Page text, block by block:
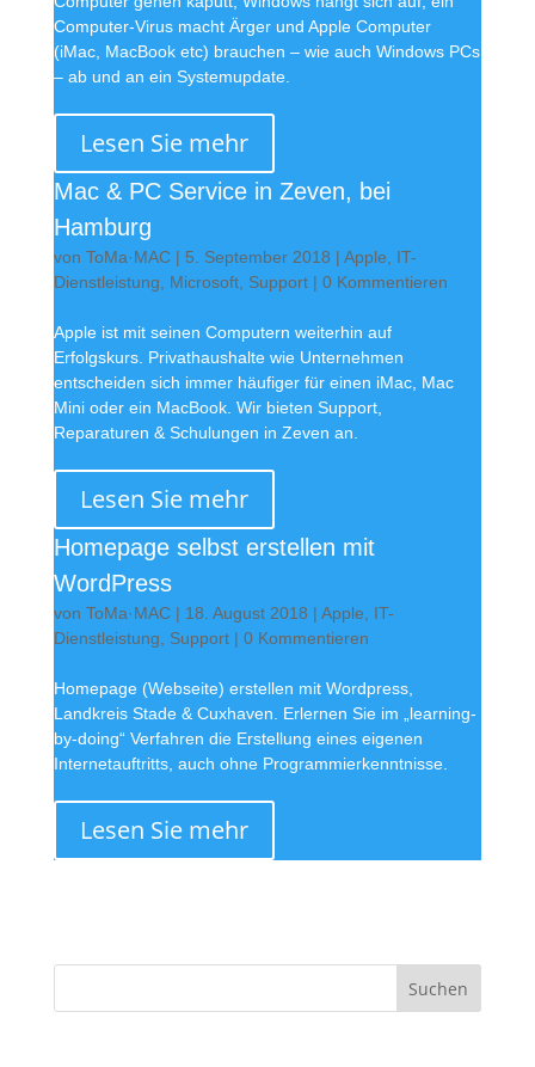
Computer-Virus macht Ärger und Apple Computer
(iMac, MacBook etc) brauchen – wie auch Windows PCs
– ab und an ein Systemupdate.
Lesen Sie mehr
Mac & PC Service in Zeven, bei
Hamburg
von ToMa·MAC| 5. September 2018 | Apple
IT-
Dienstleistung
Microsoft, Support| 0 Kommentieren
Apple ist mit seinen Computern weiterhin auf
Erfolgskurs. Privathaushalte wie Unternehmen
entscheiden sich immer häufiger für einen iMac, Mac
Mini oder ein MacBook. Wir bieten Support,
Reparaturen & Schulungen in Zeven an.
Lesen Sie mehr
Homepage selbst erstellen mit
WordPress
von ToMa·MAC| 18. August 2018 | Apple
IT-
Dienstleistung
Support| 0 Kommentieren
Homepage (Webseite) erstellen mit Wordpress,
Landkreis Stade & Cuxhaven. Erlernen Sie im „learning-
by-doing“ Verfahren die Erstellung eines eigenen
Internetauftritts, auch ohne Programmierkenntnisse.
Lesen Sie mehr